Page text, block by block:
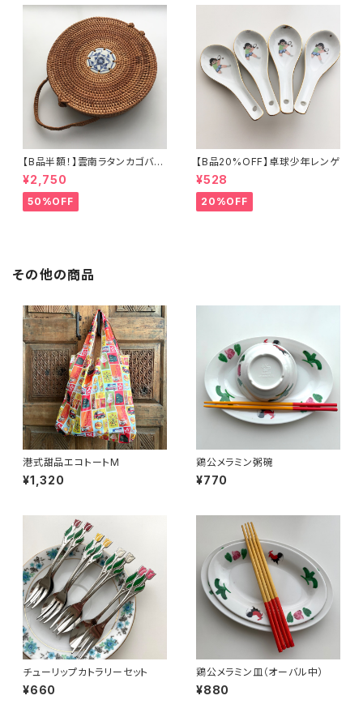
【B品半額！】雲南ラタンカゴバッ
グ
¥2,750
50%OFF
【B品20%OFF】卓球少年レンゲ
¥528
20%OFF
その他の商品
港式甜品エコトートM
¥1,320
鶏公メラミン粥碗
¥770
チューリップカトラリーセット
¥660
鶏公メラミン皿（オーバル中）
¥880